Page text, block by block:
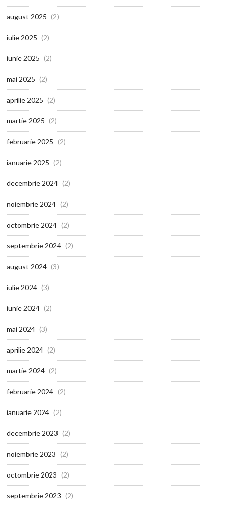
august 2025 (2)
iulie 2025 (2)
iunie 2025 (2)
mai 2025 (2)
aprilie 2025 (2)
martie 2025 (2)
februarie 2025 (2)
ianuarie 2025 (2)
decembrie 2024 (2)
noiembrie 2024 (2)
octombrie 2024 (2)
septembrie 2024 (2)
august 2024 (3)
iulie 2024 (3)
iunie 2024 (2)
mai 2024 (3)
aprilie 2024 (2)
martie 2024 (2)
februarie 2024 (2)
ianuarie 2024 (2)
decembrie 2023 (2)
noiembrie 2023 (2)
octombrie 2023 (2)
septembrie 2023 (2)